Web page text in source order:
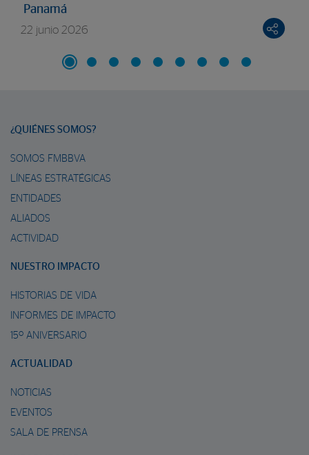
Panamá
22 junio 2026
¿QUIÉNES SOMOS?
SOMOS FMBBVA
LÍNEAS ESTRATÉGICAS
ENTIDADES
ALIADOS
ACTIVIDAD
NUESTRO IMPACTO
HISTORIAS DE VIDA
INFORMES DE IMPACTO
15º ANIVERSARIO
ACTUALIDAD
NOTICIAS
EVENTOS
SALA DE PRENSA